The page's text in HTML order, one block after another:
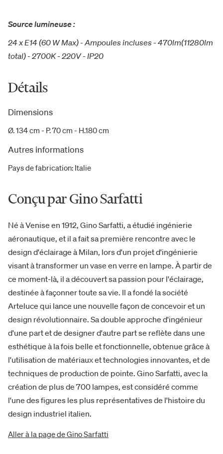
Source lumineuse :
24 x E14 (60 W Max) - Ampoules incluses - 470lm(11280lm
total) - 2700K - 220V - IP20
Détails
Dimensions
Ø. 134 cm - P. 70 cm - H.180 cm
Autres informations
Pays de fabrication: Italie
Conçu par Gino Sarfatti
Né à Venise en 1912, Gino Sarfatti, a étudié ingénierie
aéronautique, et il a fait sa première rencontre avec le
design d'éclairage à Milan, lors d'un projet d'ingénierie
visant à transformer un vase en verre en lampe. À partir de
ce moment-là, il a découvert sa passion pour l'éclairage,
destinée à façonner toute sa vie. Il a fondé la société
Arteluce qui lance une nouvelle façon de concevoir et un
design révolutionnaire. Sa double approche d'ingénieur
d'une part et de designer d'autre part se reflète dans une
esthétique à la fois belle et fonctionnelle, obtenue grâce à
l'utilisation de matériaux et technologies innovantes, et de
techniques de production de pointe. Gino Sarfatti, avec la
création de plus de 700 lampes, est considéré comme
l'une des figures les plus représentatives de l'histoire du
design industriel italien.
Aller à la page de Gino Sarfatti